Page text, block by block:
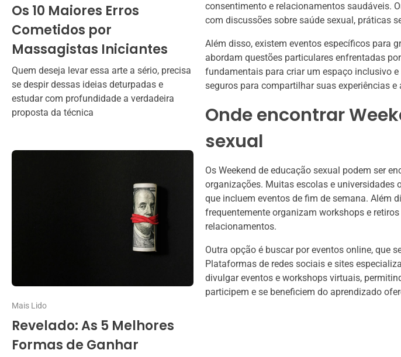
Os 10 Maiores Erros
Cometidos por
Massagistas Iniciantes
Quem deseja levar essa arte a sério, precisa
se despir dessas ideias deturpadas e
estudar com profundidade a verdadeira
proposta da técnica
Mais Lido
Revelado: As 5 Melhores
Formas de Ganhar
consentimento e relacionamentos saudáveis.
com discussões sobre saúde sexual, práticas
Além disso, existem eventos específicos para
abordam questões particulares enfrentadas
fundamentais para criar um espaço inclusivo
seguros para compartilhar suas experiências e
Onde encontrar
sexual
Os Weekend de educação sexual podem ser
organizações. Muitas escolas e universidades
que incluem eventos de fim de semana. Além
frequentemente organizam workshops e
relacionamentos.
Outra opção é buscar por eventos online, que
Plataformas de redes sociais e sites
divulgar eventos e workshops virtuais,
participem e se beneficiem do aprendizado